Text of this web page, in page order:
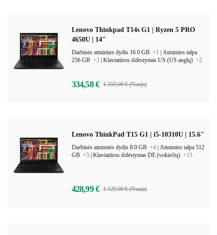
Lenovo Thinkpad T14s G1 | Ryzen 5 PRO
4650U | 14"
Darbinės atminties dydis 16.0 GB +1
Atminties talpa
256 GB +3 Klaviatūros išdėstymas US (US anglų) +2
334,58 € 1 359,00 € (Nauja)
Lenovo ThinkPad T15 G1 | i5-10310U | 15.6"
Darbinės atminties dydis 8.0 GB +4 Atminties talpa 512
GB +5 Klaviatūros išdėstymas DE (vokiečių) +13
428,99 € 1 129,00 € (Nauja)